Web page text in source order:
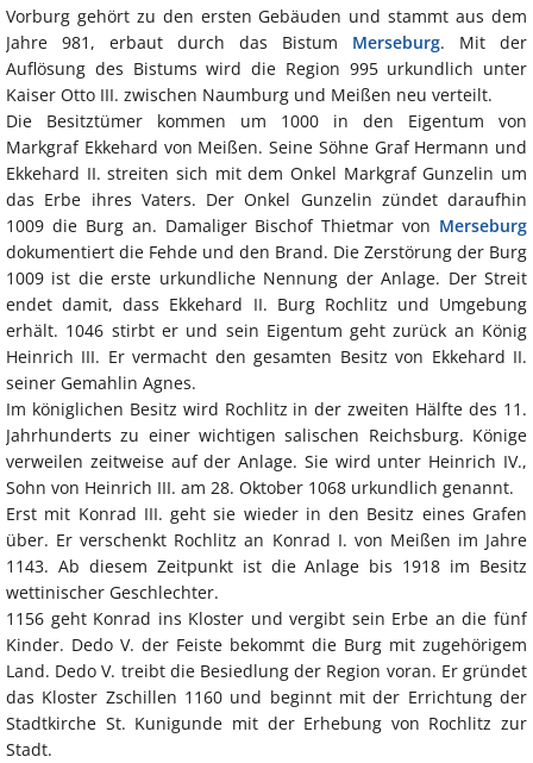
Vorburg gehört zu den ersten Gebäuden und stammt aus dem
Jahre 981, erbaut durch das Bistum Merseburg. Mit der
Auflösung des Bistums wird die Region 995 urkundlich unter
Kaiser Otto III. zwischen Naumburg und Meißen neu verteilt.
Die Besitztümer kommen um 1000 in den Eigentum von
Markgraf Ekkehard von Meißen. Seine Söhne Graf Hermann und
Ekkehard II. streiten sich mit dem Onkel Markgraf Gunzelin um
das Erbe ihres Vaters. Der Onkel Gunzelin zündet daraufhin
1009 die Burg an. Damaliger Bischof Thietmar von Merseburg
dokumentiert die Fehde und den Brand. Die Zerstörung der Burg
1009 ist die erste urkundliche Nennung der Anlage. Der Streit
endet damit, dass Ekkehard II. Burg Rochlitz und Umgebung
erhält. 1046 stirbt er und sein Eigentum geht zurück an König
Heinrich III. Er vermacht den gesamten Besitz von Ekkehard II.
seiner Gemahlin Agnes.
Im königlichen Besitz wird Rochlitz in der zweiten Hälfte des 11.
Jahrhunderts zu einer wichtigen salischen Reichsburg. Könige
verweilen zeitweise auf der Anlage. Sie wird unter Heinrich IV.,
Sohn von Heinrich III. am 28. Oktober 1068 urkundlich genannt.
Erst mit Konrad III. geht sie wieder in den Besitz eines Grafen
über. Er verschenkt Rochlitz an Konrad I. von Meißen im Jahre
1143. Ab diesem Zeitpunkt ist die Anlage bis 1918 im Besitz
wettinischer Geschlechter.
1156 geht Konrad ins Kloster und vergibt sein Erbe an die fünf
Kinder. Dedo V. der Feiste bekommt die Burg mit zugehörigem
Land. Dedo V. treibt die Besiedlung der Region voran. Er gründet
das Kloster Zschillen 1160 und beginnt mit der Errichtung der
Stadtkirche St. Kunigunde mit der Erhebung von Rochlitz zur
Stadt.